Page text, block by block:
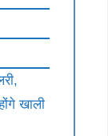
खाली